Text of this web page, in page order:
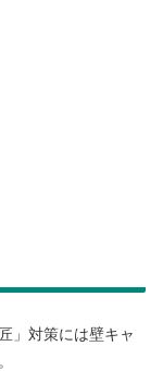
」対策には壁キャ